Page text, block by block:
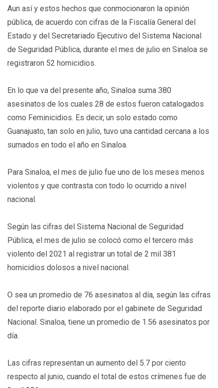
Aun así y estos hechos que conmocionaron la opinión
pública, de acuerdo con cifras de la Fiscalía General del
Estado y del Secretariado Ejecutivo del Sistema Nacional
de Seguridad Pública, durante el mes de julio en Sinaloa se
registraron 52 homicidios.
En lo que va del presente año, Sinaloa suma 380
asesinatos de los cuales 28 de estos fueron catalogados
como Feminicidios. Es decir, un solo estado como
Guanajuato, tan solo en julio, tuvo una cantidad cercana a los
sumados en todo el año en Sinaloa.
Para Sinaloa, el mes de julio fue uno de los meses menos
violentos y que contrasta con todo lo ocurrido a nivel
nacional.
Según las cifras del Sistema Nacional de Seguridad
Pública, el mes de julio se colocó como el tercero más
violento del 2021 al registrar un total de 2 mil 381
homicidios dolosos a nivel nacional.
O sea un promedio de 76 asesinatos al día, según las cifras
del reporte diario elaborado por el gabinete de Seguridad
Nacional. Sinaloa, tiene un promedio de 1.56 asesinatos por
día.
Las cifras representan un aumento del 5.7 por ciento
respecto al junio, cuando el total de estos crímenes fue de